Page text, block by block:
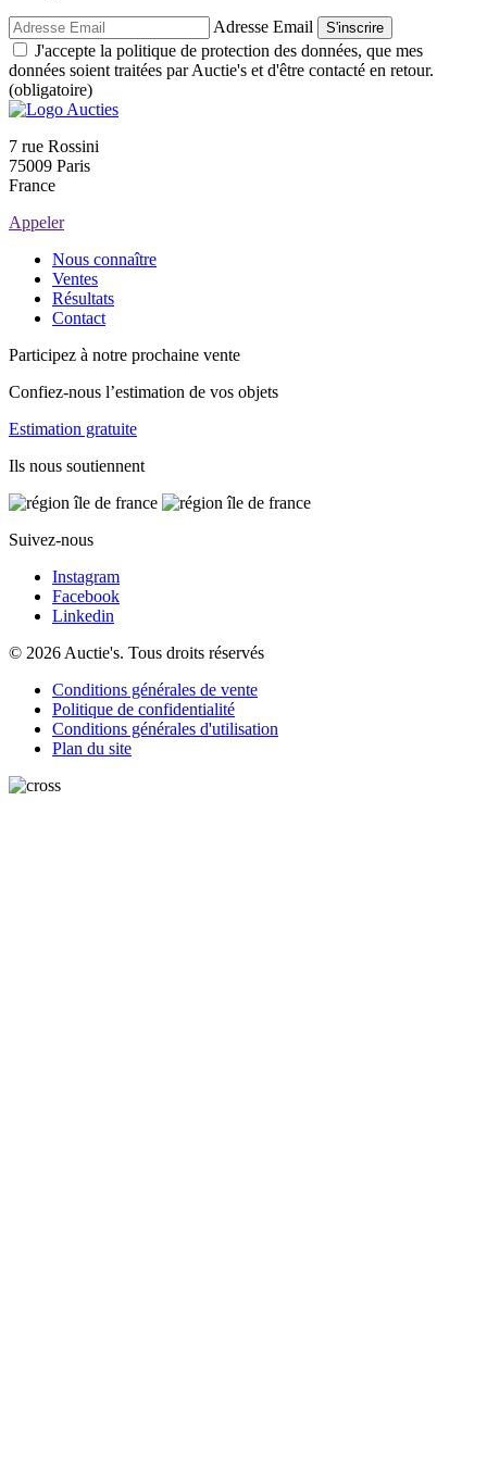
Adresse Email S'inscrire
J'accepte la politique de protection des données, que mes
données soient traitées par Auctie's et d'être contacté en retour.
(obligatoire)
7 rue Rossini
75009 Paris
France
Appeler
Nous connaître
Ventes
Résultats
Contact
Participez à notre prochaine vente
Confiez-nous l’estimation de vos objets
Estimation gratuite
Ils nous soutiennent
Suivez-nous
Instagram
Facebook
Linkedin
© 2026 Auctie's. Tous droits réservés
Conditions générales de vente
Politique de confidentialité
Conditions générales d'utilisation
Plan du site